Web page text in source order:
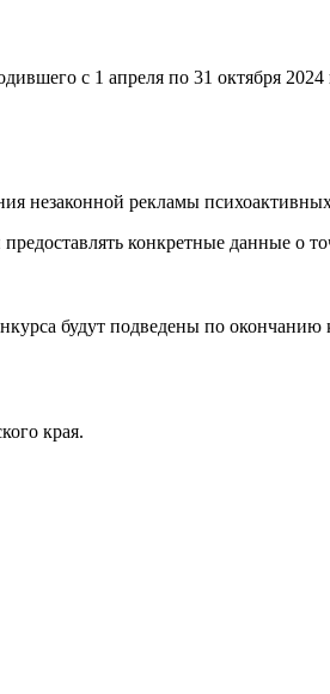
с 1 апреля по 31 октября 2024
незаконной рекламы
конкретные данные о
будут подведены по окончанию
края.